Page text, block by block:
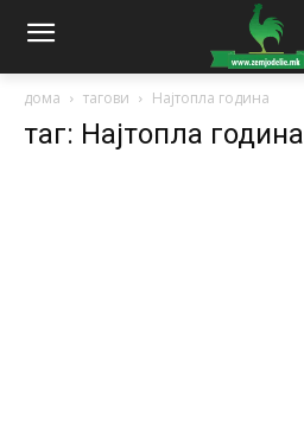
дома тагови Најтопла година
таг: Најтопла година